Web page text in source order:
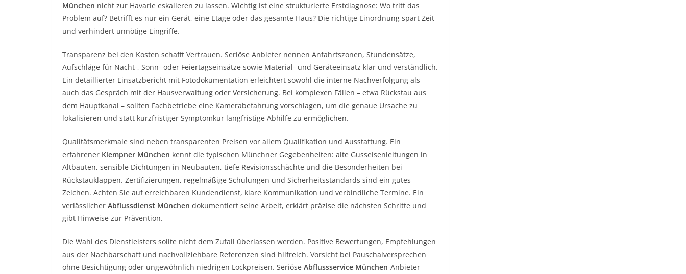
München nicht zur Havarie eskalieren zu lassen. Wichtig ist eine strukturierte Erstdiagnose: Wo tritt das
Problem auf? Betrifft es nur ein Gerät, eine Etage oder das gesamte Haus? Die richtige Einordnung spart Zeit
und verhindert unnötige Eingriffe.
Transparenz bei den Kosten schafft Vertrauen. Seriöse Anbieter nennen Anfahrtszonen, Stundensätze,
Aufschläge für Nacht-, Sonn- oder Feiertagseinsätze sowie Material- und Geräteeinsatz klar und verständlich.
Ein detaillierter Einsatzbericht mit Fotodokumentation erleichtert sowohl die interne Nachverfolgung als
auch das Gespräch mit der Hausverwaltung oder Versicherung. Bei komplexen Fällen – etwa Rückstau aus
dem Hauptkanal – sollten Fachbetriebe eine Kamerabefahrung vorschlagen, um die genaue Ursache zu
lokalisieren und statt kurzfristiger Symptomkur langfristige Abhilfe zu ermöglichen.
Qualitätsmerkmale sind neben transparenten Preisen vor allem Qualifikation und Ausstattung. Ein
erfahrener Klempner München kennt die typischen Münchner Gegebenheiten: alte Gusseisenleitungen in
Altbauten, sensible Dichtungen in Neubauten, tiefe Revisionsschächte und die Besonderheiten bei
Rückstauklappen. Zertifizierungen, regelmäßige Schulungen und Sicherheitsstandards sind ein gutes
Zeichen. Achten Sie auf erreichbaren Kundendienst, klare Kommunikation und verbindliche Termine. Ein
verlässlicher Abflussdienst München dokumentiert seine Arbeit, erklärt präzise die nächsten Schritte und
gibt Hinweise zur Prävention.
Die Wahl des Dienstleisters sollte nicht dem Zufall überlassen werden. Positive Bewertungen, Empfehlungen
aus der Nachbarschaft und nachvollziehbare Referenzen sind hilfreich. Vorsicht bei Pauschalversprechen
ohne Besichtigung oder ungewöhnlich niedrigen Lockpreisen. Seriöse Abflussservice München-Anbieter